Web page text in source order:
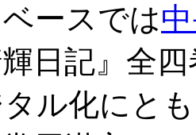
ースでは
日記』全
ル化にと